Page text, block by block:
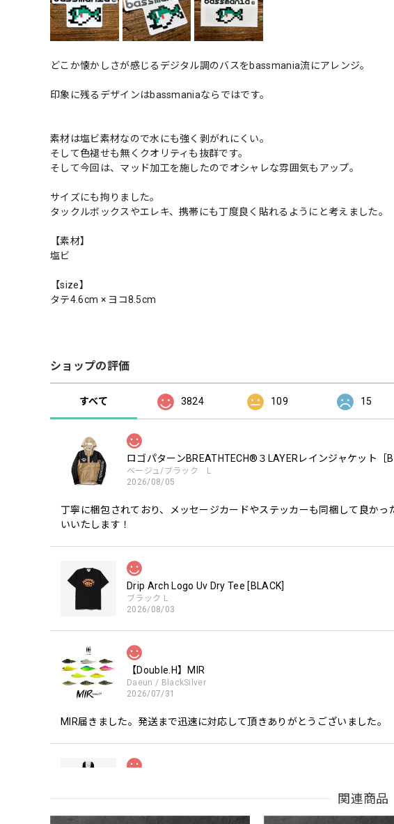
どこか懐かしさが感じるデジタル調のバスをbassmania流にアレンジ。
印象に残るデザインはbassmaniaならではです。
素材は塩ビ素材なので水にも強く剥がれにくい。
そして色褪せも無くクオリティも抜群です。
そして今回は、マッド加工を施したのでオシャレな雰囲気もアップ。
サイズにも拘りました。
タックルボックスやエレキ、携帯にも丁度良く貼れるようにと考えました。
【素材】
塩ビ
【size】
タテ4.6cm × ヨコ8.5cm
ショップの評価
すべて 3824 109 15
ロゴパターンBREATHTECH®３LAYERレインジャケット［
ベージュ/ブラック L
2026/08/05
丁寧に梱包されており、メッセージカードやステッカーも同梱して良か
いいたします！
Drip Arch Logo Uv Dry Tee [BLACK]
ブラック L
2026/08/03
【Double.H】MIR
Daeun / BlackSilver
2026/07/31
MIR届きました。発送まで迅速に対応して頂きありがとうございました。
関連商品